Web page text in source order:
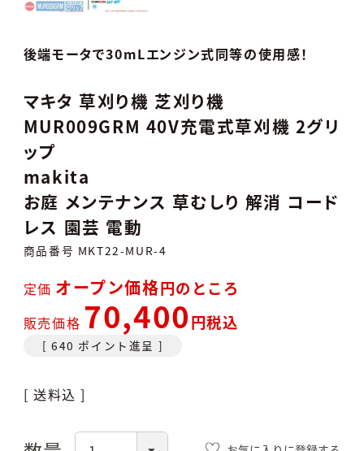
後端モータで30mLエンジン式同等の使用感！
マキタ 草刈り機 芝刈り機
MUR009GRM 40V充電式草刈機 2グリ
ップ
makita
お庭 メンテナンス 草むしり 解消 コード
レス 園芸 電動
商品番号 MKT22-MUR-4
定価 オープン価格 のところ
販売価格 70,400 税込
[ 640 ポイント進呈 ]
送料込